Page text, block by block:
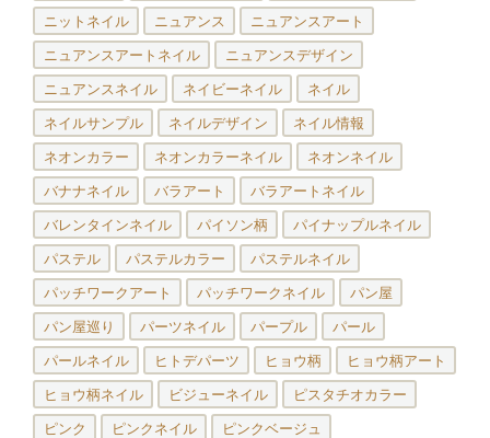
ニットネイル ニュアンス ニュアンスアート
ニュアンスアートネイル ニュアンスデザイン
ニュアンスネイル ネイビーネイル ネイル
ネイルサンプル ネイルデザイン ネイル情報
ネオンカラー ネオンカラーネイル ネオンネイル
バナナネイル バラアート バラアートネイル
バレンタインネイル パイソン柄 パイナップルネイル
パステル パステルカラー パステルネイル
パッチワークアート パッチワークネイル パン屋
パン屋巡り パーツネイル パープル パール
パールネイル ヒトデパーツ ヒョウ柄 ヒョウ柄アート
ヒョウ柄ネイル ビジューネイル ピスタチオカラー
ピンク ピンクネイル ピンクベージュ